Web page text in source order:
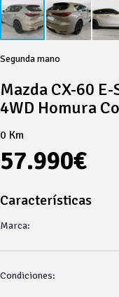
Segunda mano
Mazda CX-60
4WD Homura
0 Km
57.990€
Características
Marca:
Condiciones: